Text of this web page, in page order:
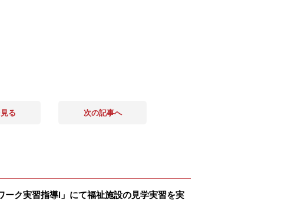
る 次の記事へ
ーク実習指導Ⅰ」にて福祉施設の見学実習を実